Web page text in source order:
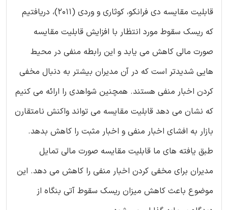
قابلیت مقایسه دی فرانکو، کوثاری و وردی (2011)، دریافتیم
که ریسک سقوط مورد انتظار با افزایش قابلیت مقایسه
صورت مالی کاهش می یابد و این رابطه منفی در محیط
هایی شدیدتر است که در آن مدیران بیشتر به دنبال مخفی
کردن اخبار منفی هستند. همچنین شواهدی را ارائه می کنیم
که نشان می دهد قابلیت مقایسه می تواند واکنش نامتقارن
بازار به افشای اخبار منفی و اخبار مثبت را کاهش بدهد.
طبق یافته های ما قابلیت مقایسه صورت مالی تمایل
مدیران برای مخفی کردن اخبار منفی را کاهش می دهد. این
موضوع باعث کاهش میزان ریسک سقوط آتی بنگاه از